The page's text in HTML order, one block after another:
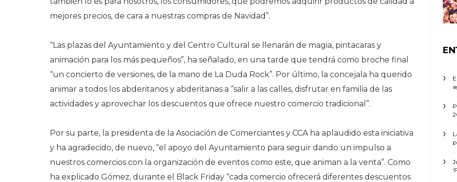
mejores precios, de cara a nuestras compras de Navidad”.
“Las plazas del Ayuntamiento y del Centro Cultural se llenarán de magia, pintacaras y
animación para los más pequeños”, ha señalado, en una tarde que tendrá como broche final
“un concierto de versiones, de la mano de La Duda Rock”. Por último, la concejala ha querido
animar a todos los abderitanos y abderitanas a “salir a las calles, disfrutar en familia de las
actividades y aprovechar los descuentos que ofrece nuestro comercio tradicional”.
Por su parte, la presidenta de la Asociación de Comerciantes y CCA ha aplaudido esta iniciativa
y ha agradecido, de nuevo, “el apoyo del Ayuntamiento para seguir dando un impulso a
nuestros comercios con la organización de eventos como este, que animan a la venta”. Como
ha explicado Gómez, durante el Black Friday “cada comercio ofrecerá diferentes descuentos